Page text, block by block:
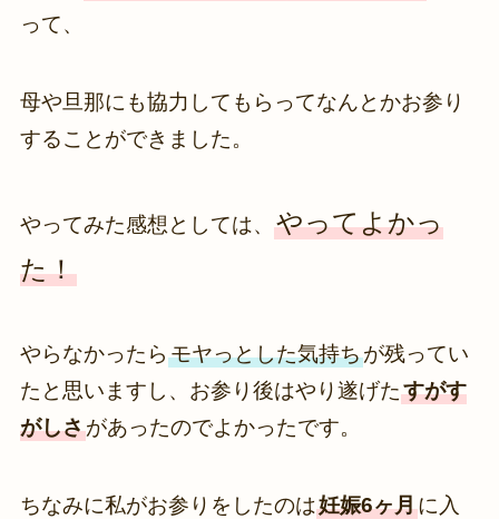
って、
母や旦那にも協力してもらってなんとかお参り
することができました。
やってみた感想としては、 やってよかっ
た！
やらなかったら モヤっとした気持ちが残ってい
たと思いますし、お参り後はやり遂げたすがす
がしさがあったのでよかったです。
ちなみに私がお参りをしたのは妊娠6ヶ月に入